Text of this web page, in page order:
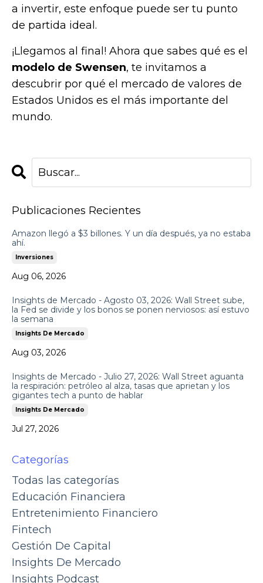
a invertir, este enfoque puede ser tu punto
de partida ideal.
¡Llegamos al final! Ahora que sabes qué es el
modelo de Swensen, te invitamos a
descubrir por qué el mercado de valores de
Estados Unidos es el más importante del
mundo.
Publicaciones Recientes
Amazon llegó a $3 billones. Y un día después, ya no estaba
ahí.
Inversiones
Aug 06, 2026
Insights de Mercado - Agosto 03, 2026: Wall Street sube,
la Fed se divide y los bonos se ponen nerviosos: así estuvo
la semana
Insights De Mercado
Aug 03, 2026
Insights de Mercado - Julio 27, 2026: Wall Street aguanta
la respiración: petróleo al alza, tasas que aprietan y los
gigantes tech a punto de hablar
Insights De Mercado
Jul 27, 2026
Categorías
Todas las categorías
Educación Financiera
Entretenimiento Financiero
Fintech
Gestión De Capital
Insights De Mercado
Insights Podcast